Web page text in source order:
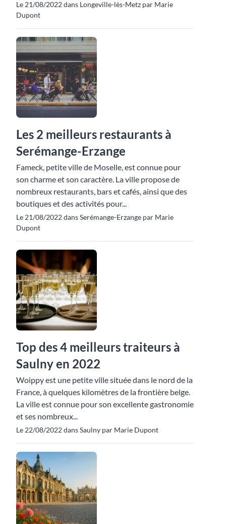
Le 21/08/2022 dans Longeville-lès-Metz par Marie
Dupont
Les 2 meilleurs restaurants à
Serémange-Erzange
Fameck, petite ville de Moselle, est connue pour
son charme et son caractère. La ville propose de
nombreux restaurants, bars et cafés, ainsi que des
boutiques et des activités pour...
Le 21/08/2022 dans Serémange-Erzange par Marie
Dupont
Top des 4 meilleurs traiteurs à
Saulny en 2022
Woippy est une petite ville située dans le nord de la
France, à quelques kilomètres de la frontière belge.
La ville est connue pour son excellente gastronomie
et ses nombreux...
Le 22/08/2022 dans Saulny par Marie Dupont